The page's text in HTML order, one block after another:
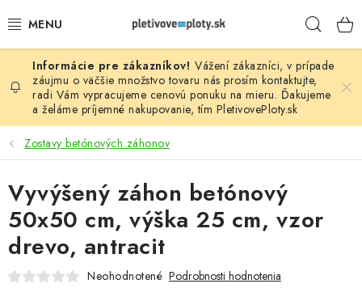
na
PLOTOVÉ PANELY
PLETIVO
STĹPIKY
PODHRABOVÉ DOSKY
BRÁNY A BRÁNKY
GABIÓNY (PLOTY, KOŠE)
Vážení zákazníci, v prípade
záujmu o väčšie množstvo tovaru nás prosím kontaktujte,
radi Vám vypracujeme cenovú ponuku na mieru. Ďakujeme
a želáme príjemné nakupovanie, tím PletivovePloty.sk
Zostavy betónových záhonov
Vyvýšený záhon betónový
50x50 cm, výška 25 cm, vzor
drevo, antracit
Neohodnotené Podrobnosti hodnotenia